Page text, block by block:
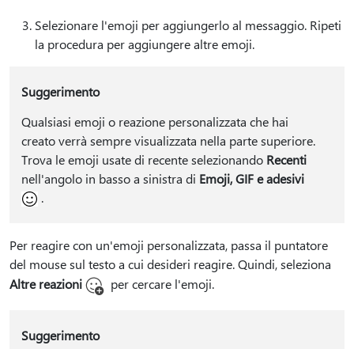
Selezionare l'emoji per aggiungerlo al messaggio. Ripeti
la procedura per aggiungere altre emoji.
Suggerimento
Qualsiasi emoji o reazione personalizzata che hai
creato verrà sempre visualizzata nella parte superiore.
Trova le emoji usate di recente selezionando Recenti
nell'angolo in basso a sinistra di Emoji, GIF e adesivi
.
Per reagire con un'emoji personalizzata, passa il puntatore
del mouse sul testo a cui desideri reagire. Quindi, seleziona
Altre reazioni
per cercare l'emoji.
Suggerimento